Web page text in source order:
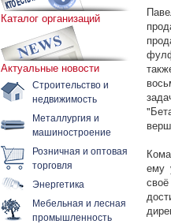
Каталог организаций
Актуальные новости
Строительство и
недвижимость
Металлургия и
машиностроение
Розничная и оптовая
торговля
Энергетика
Мебельная и лесная
промышленность
ему